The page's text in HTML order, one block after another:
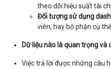
theo dõi hiệu suất tài
Đối tượng sử dụng
viên, hay bộ phận cụ
Dữ liệu nào là quan trọng
Việc trả lời được những câu